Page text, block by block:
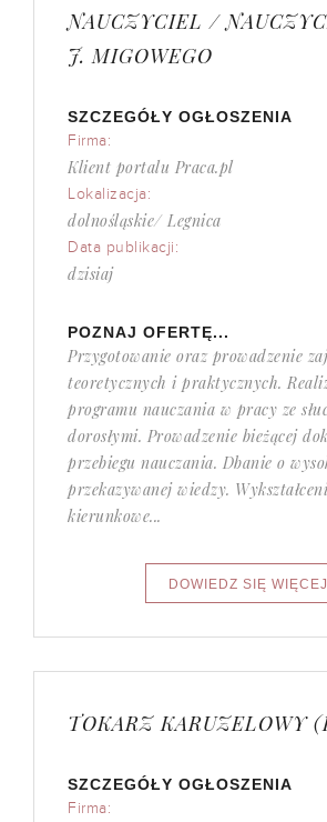
NAUCZYCIEL /
J. MIGOWEGO
SZCZEGÓŁY OGŁOSZENIA
Firma:
Klient portalu Praca.pl
Lokalizacja:
dolnośląskie/ Legnica
Data publikacji:
dzisiaj
POZNAJ OFERTĘ...
Przygotowanie oraz prowadzenie
teoretycznych i praktycznych.
programu nauczania w pracy ze
dorosłymi. Prowadzenie bieżącej
przebiegu nauczania. Dbanie o
przekazywanej wiedzy.
kierunkowe...
TOKARZ KARUZELOWY
SZCZEGÓŁY OGŁOSZENIA
Firma: